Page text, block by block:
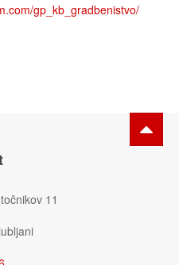
gp_kb_gradbenistvo/
11